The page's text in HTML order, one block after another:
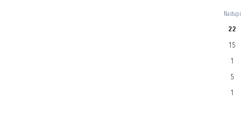
Nastupi
22
15
1
5
1